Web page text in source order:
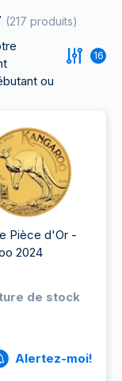
(217 produits)
ou
vous
la
vous
l’or
16
Pièce d'Or -
2024
de stock
Alertez-moi!